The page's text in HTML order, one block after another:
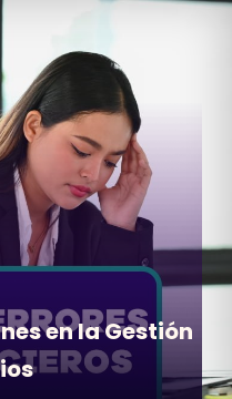
en la Gestión